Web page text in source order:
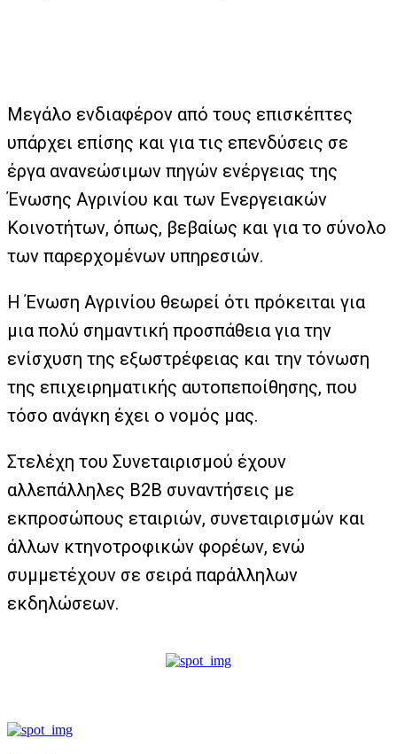
Μεγάλο ενδιαφέρον από τους επισκέπτες
υπάρχει επίσης και για τις επενδύσεις σε
έργα ανανεώσιμων πηγών ενέργειας της
Ένωσης Αγρινίου και των Ενεργειακών
Κοινοτήτων, όπως, βεβαίως και για το σύνολο
των παρερχομένων υπηρεσιών.
Η Ένωση Αγρινίου θεωρεί ότι πρόκειται για
μια πολύ σημαντική προσπάθεια για την
ενίσχυση της εξωστρέφειας και την τόνωση
της επιχειρηματικής αυτοπεποίθησης, που
τόσο ανάγκη έχει ο νομός μας.
Στελέχη του Συνεταιρισμού έχουν
αλλεπάλληλες B2B συναντήσεις με
εκπροσώπους εταιριών, συνεταιρισμών και
άλλων κτηνοτροφικών φορέων, ενώ
συμμετέχουν σε σειρά παράλληλων
εκδηλώσεων.